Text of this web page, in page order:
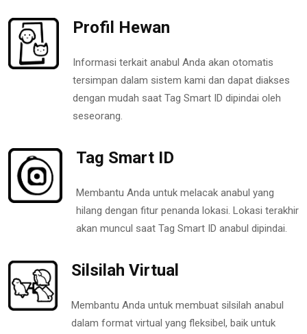
Profil Hewan
Informasi terkait anabul Anda akan otomatis
tersimpan dalam sistem kami dan dapat diakses
dengan mudah saat Tag Smart ID dipindai oleh
seseorang.
Tag Smart ID
Membantu Anda untuk melacak anabul yang
hilang dengan fitur penanda lokasi. Lokasi terakhir
akan muncul saat Tag Smart ID anabul dipindai.
Silsilah Virtual
Membantu Anda untuk membuat silsilah anabul
dalam format virtual yang fleksibel, baik untuk